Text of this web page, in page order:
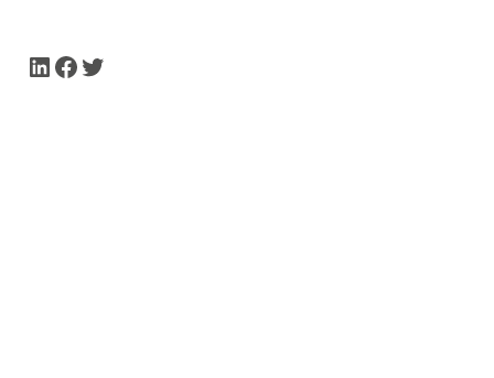
LinkedIn Facebook